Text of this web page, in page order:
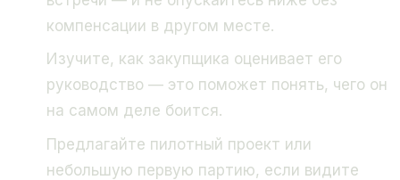
компенсации в другом месте.
Изучите, как закупщика оценивает его
руководство — это поможет понять, чего он
на самом деле боится.
Предлагайте пилотный проект или
небольшую первую партию, если видите